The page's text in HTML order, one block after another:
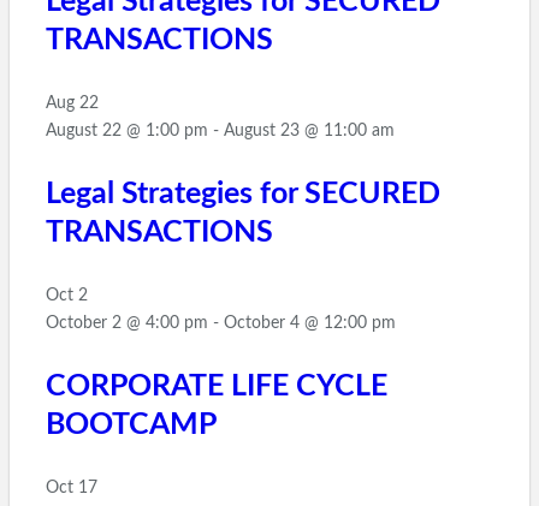
TRANSACTIONS
Aug 22
August 22 @ 1:00 pm - August 23 @ 11:00 am
Legal Strategies for SECURED
TRANSACTIONS
Oct 2
October 2 @ 4:00 pm - October 4 @ 12:00 pm
CORPORATE LIFE CYCLE
BOOTCAMP
Oct 17